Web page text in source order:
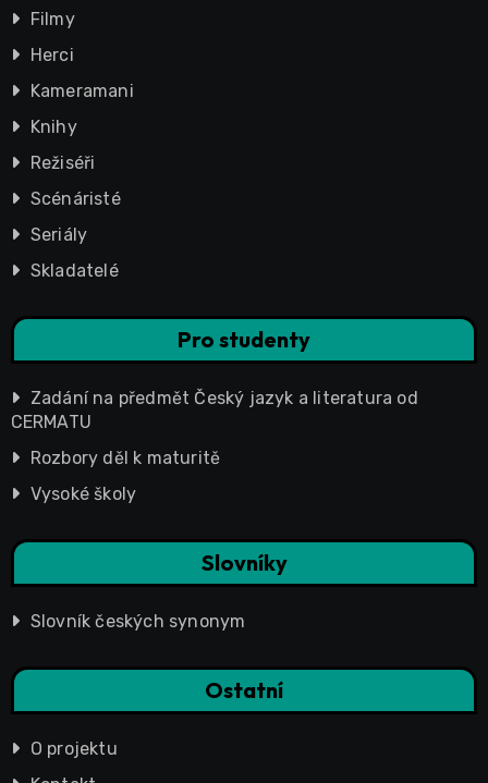
Filmy
Herci
Kameramani
Knihy
Režiséři
Scénáristé
Seriály
Skladatelé
Pro studenty
Zadání na předmět Český jazyk a literatura od
CERMATU
Rozbory děl k maturitě
Vysoké školy
Slovníky
Slovník českých synonym
Ostatní
O projektu